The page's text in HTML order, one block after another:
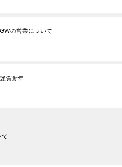
GWの営業について
謹賀新年
て